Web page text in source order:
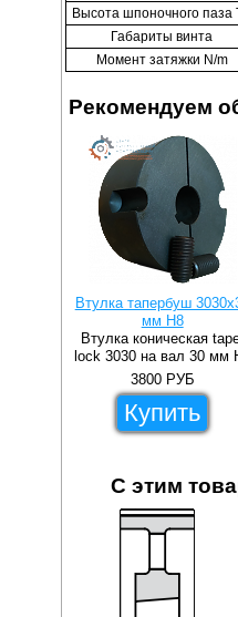
Высота шпоночного паза
Габариты винта
Момент затяжки N/m
Рекомендуем
Втулка тапербуш
мм H8
Втулка коническая
lock 3030 на вал 30 мм
3800 РУБ
Купить
С этим